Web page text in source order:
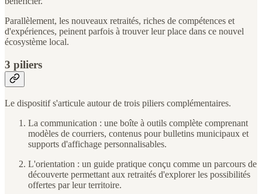
Parallèlement, les nouveaux retraités, riches de compétences et
d'expériences, peinent parfois à trouver leur place dans ce nouvel
écosystème local.
3 piliers
Le dispositif s'articule autour de trois piliers complémentaires.
La communication : une boîte à outils complète comprenant
modèles de courriers, contenus pour bulletins municipaux et
supports d'affichage personnalisables.
L'orientation : un guide pratique conçu comme un parcours de
découverte permettant aux retraités d'explorer les possibilités
offertes par leur territoire.